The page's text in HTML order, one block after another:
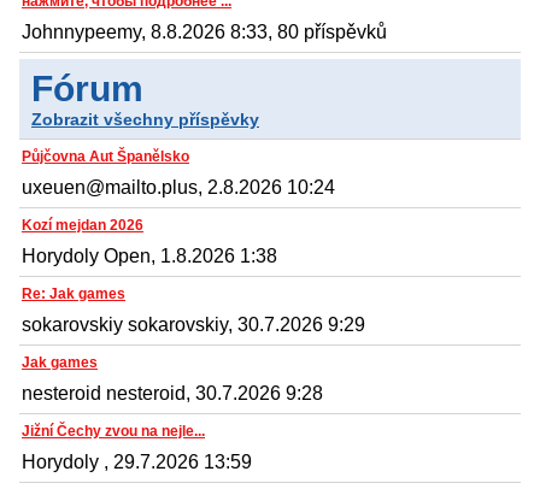
Johnnypeemy, 8.8.2026 8:33, 80 příspěvků
Fórum
Zobrazit všechny příspěvky
Půjčovna Aut Španělsko
uxeuen@mailto.plus, 2.8.2026 10:24
Kozí mejdan 2026
Horydoly Open, 1.8.2026 1:38
Re: Jak games
sokarovskiy sokarovskiy, 30.7.2026 9:29
Jak games
nesteroid nesteroid, 30.7.2026 9:28
Jižní Čechy zvou na nejle...
Horydoly , 29.7.2026 13:59